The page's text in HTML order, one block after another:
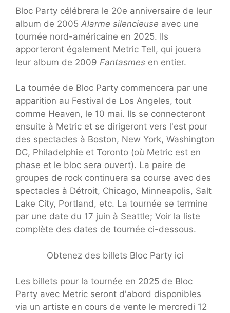
Bloc Party célébrera le 20e anniversaire de leur
album de 2005 Alarme silencieuse avec une
tournée nord-américaine en 2025. Ils
apporteront également Metric Tell, qui jouera
leur album de 2009 Fantasmes en entier.
La tournée de Bloc Party commencera par une
apparition au Festival de Los Angeles, tout
comme Heaven, le 10 mai. Ils se connecteront
ensuite à Metric et se dirigeront vers l'est pour
des spectacles à Boston, New York, Washington
DC, Philadelphie et Toronto (où Metric est en
phase et le bloc sera ouvert). La paire de
groupes de rock continuera sa course avec des
spectacles à Détroit, Chicago, Minneapolis, Salt
Lake City, Portland, etc. La tournée se termine
par une date du 17 juin à Seattle; Voir la liste
complète des dates de tournée ci-dessous.
Obtenez des billets Bloc Party ici
Les billets pour la tournée en 2025 de Bloc
Party avec Metric seront d'abord disponibles
via un artiste en cours de vente le mercredi 12